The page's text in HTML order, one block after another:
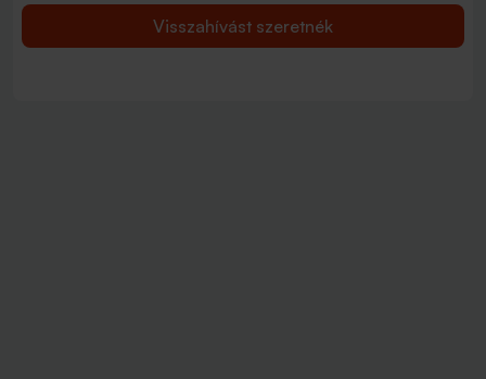
Visszahívást szeretnék